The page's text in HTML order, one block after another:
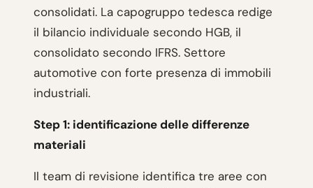
consolidati. La capogruppo tedesca redige
il bilancio individuale secondo HGB, il
consolidato secondo IFRS. Settore
automotive con forte presenza di immobili
industriali.
Step 1: identificazione delle differenze
materiali
Il team di revisione identifica tre aree con